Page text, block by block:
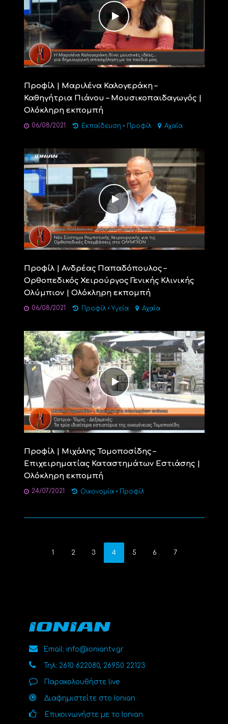
Προφίλ | Μαριλένα Καλογεράκη –
Καθηγήτρια Πιάνου – Μουσικοπαιδαγωγός |
Ολόκληρη εκπομπή
06/08/2021 Εκπαίδευση • Προφίλ Αχαΐα
Προφίλ | Ανδρέας Παπαδόπουλος –
Ορθοπεδικός Χειρούργος Γενικής Κλινικής
Ολύμπιον | Ολόκληρη εκπομπή
06/08/2021 Προφίλ • Υγεία Αχαΐα
Προφίλ | Μιχάλης Τομοποσίδης –
Επιχειρηματίας Καταστημάτων Εστιάσης |
Ολόκληρη εκπομπή
24/07/2021 Οικονομία • Προφίλ
1 2 3 4 5 6 7
Email: info@ioniantv.gr
Τηλ: 2610 622080, 26950 22123
Παρακολουθήστε live
Διαφημιστείτε στο Ionian
Επικοινωνήστε με το Ionian